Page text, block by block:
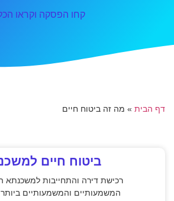
קחו הפסקה וקראו
דף הבית » מה זה ביטוח חיים
ביטוח חיים
רכישת דירה והתחייבות למשכנתא
המשמעותיים והמשמעותיים ביותר